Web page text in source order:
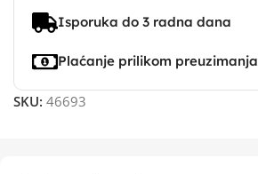
Isporuka do 3 radna dana
Plaćanje prilikom preuzimanja
SKU: 46693